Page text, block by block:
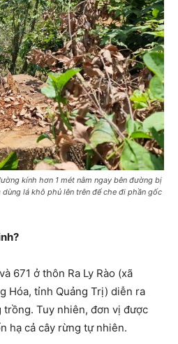
kính hơn 1 mét nằm ngay bên đường bị
lá khô phủ lên trên để che đi phần gốc
671 ở thôn Ra Ly Rào (xã
Hóa, tỉnh Quảng Trị) diễn ra
Tuy nhiên, đơn vị được
hạ cả cây rừng tự nhiên.